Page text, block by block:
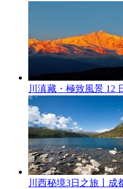
川滇藏・極致風景 12
川西秘境3日之旅丨成